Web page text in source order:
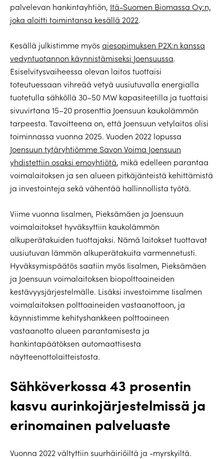
palvelevan hankintayhtiön, Itä-Suomen Biomassa Oy:n,
joka aloitti toimintansa kesällä 2022.
Kesällä julkistimme myös aiesopimuksen P2X:n kanssa
vedyntuotannon käynnistämiseksi Joensuussa.
Esiselvitysvaiheessa olevan laitos tuottaisi
toteutuessaan vihreää vetyä uusiutuvalla energialla
tuotetulla sähköllä 30–50 MW kapasiteetilla ja tuottaisi
sivuvirtana 15–20 prosenttia Joensuun kaukolämmön
tarpeesta. Tavoitteena on, että Joensuun vetylaitos olisi
toiminnassa vuonna 2025. Vuoden 2022 lopussa
Joensuun tytäryhtiömme Savon Voima Joensuun
yhdistettiin osaksi emoyhtiötä, mikä edelleen parantaa
voimalaitoksen ja sen alueen pitkäjänteistä kehittämistä
ja investointeja sekä vähentää hallinnollista työtä.
Viime vuonna Iisalmen, Pieksämäen ja Joensuun
voimalaitokset hyväksyttiin kaukolämmön
alkuperätakuiden tuottajaksi. Nämä laitokset tuottavat
uusiutuvan lämmön alkuperätakuita varmennetusti.
Hyväksymispäätös saatiin myös Iisalmen, Pieksämäen
ja Joensuun voimalaitoksen biopolttoaineiden
kestävyysjärjestelmälle. Lisäksi investoimme Iisalmen
voimalaitoksen polttoaineiden vastaanottoon, ja
käynnistimme kehityshankkeen polttoaineen
vastaanotto alueen parantamisesta ja
hankintapäätöksen automaattisesta
näytteenottolaitteistosta.
Sähköverkossa 43 prosentin
kasvu aurinkojärjestelmissä ja
erinomainen palveluaste
Vuonna 2022 vältyttiin suurhäiriöiltä ja -myrskyiltä.